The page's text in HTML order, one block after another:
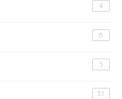
4
6
5
31